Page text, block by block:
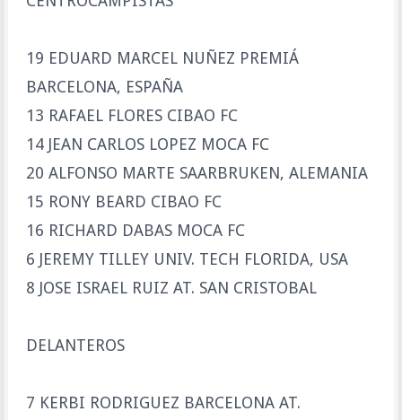
19 EDUARD MARCEL NUÑEZ PREMIÁ
BARCELONA, ESPAÑA
13 RAFAEL FLORES CIBAO FC
14 JEAN CARLOS LOPEZ MOCA FC
20 ALFONSO MARTE SAARBRUKEN, ALEMANIA
15 RONY BEARD CIBAO FC
16 RICHARD DABAS MOCA FC
6 JEREMY TILLEY UNIV. TECH FLORIDA, USA
8 JOSE ISRAEL RUIZ AT. SAN CRISTOBAL
DELANTEROS
7 KERBI RODRIGUEZ BARCELONA AT.